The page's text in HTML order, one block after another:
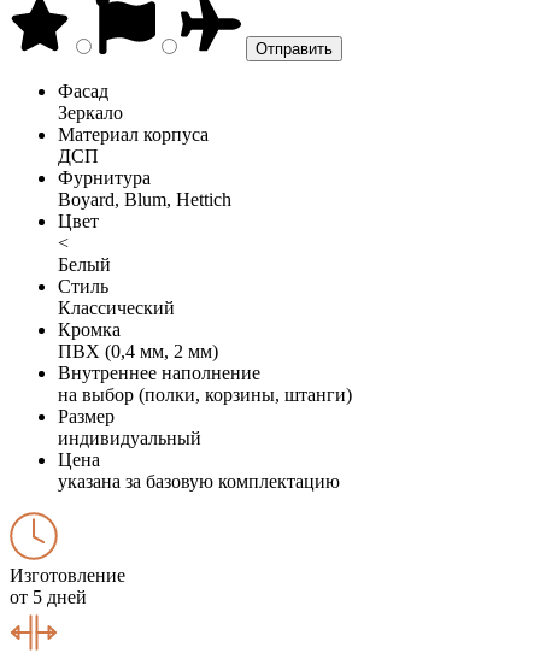
Фасад
Зеркало
Материал корпуса
ДСП
Фурнитура
Boyard, Blum, Hettich
Цвет
<
Белый
Стиль
Классический
Кромка
ПВХ (0,4 мм, 2 мм)
Внутреннее наполнение
на выбор (полки, корзины, штанги)
Размер
индивидуальный
Цена
указана за базовую комплектацию
Изготовление
от 5 дней